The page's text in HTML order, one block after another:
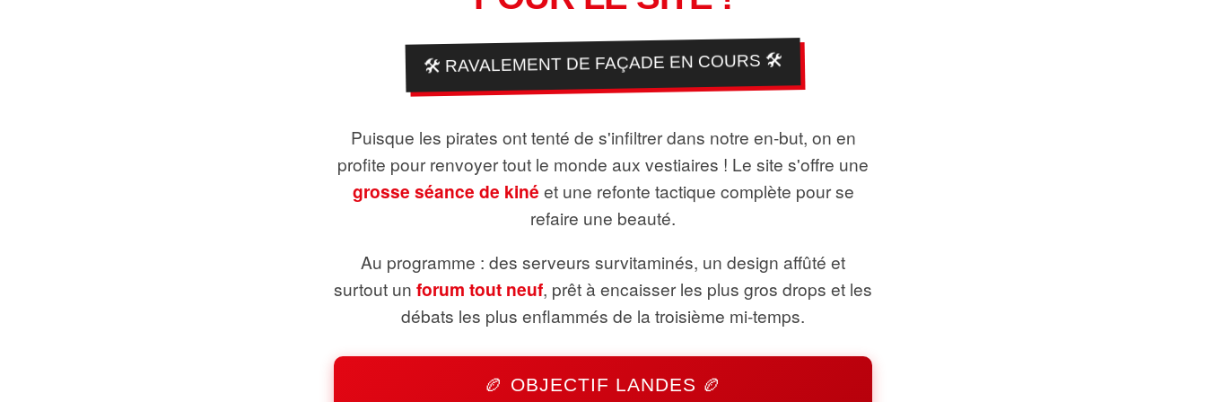
🛠️ RAVALEMENT DE FAÇADE EN COURS 🛠️
Puisque les pirates ont tenté de s'infiltrer dans notre en-but, on en
profite pour renvoyer tout le monde aux vestiaires ! Le site s'offre une
grosse séance de kiné et une refonte tactique complète pour se
refaire une beauté.
Au programme : des serveurs survitaminés, un design affûté et
surtout un forum tout neuf, prêt à encaisser les plus gros drops et les
débats les plus enflammés de la troisième mi-temps.
🏉 OBJECTIF LANDES 🏉